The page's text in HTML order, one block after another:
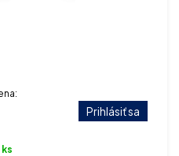
Prihlásiť sa
ks